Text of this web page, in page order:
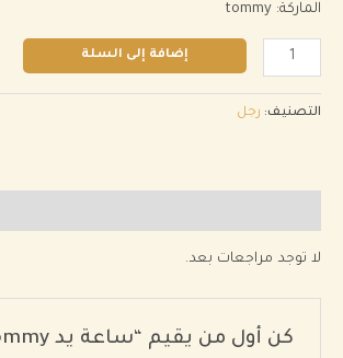
الماركة: tommy
إضافة إلى السلة
التصنيف: رجل
لا توجد مراجعات بعد.
كن أول من يقيم “ساعة يد tommy”